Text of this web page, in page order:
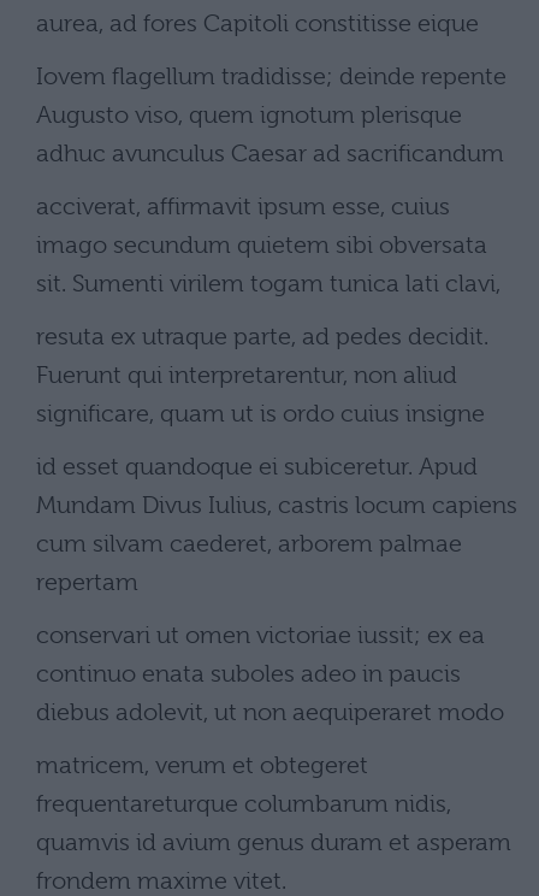
aurea, ad fores Capitoli constitisse eique
Iovem flagellum tradidisse; deinde repente
Augusto viso, quem ignotum plerisque
adhuc avunculus Caesar ad sacrificandum
acciverat, affirmavit ipsum esse, cuius
imago secundum quietem sibi obversata
sit. Sumenti virilem togam tunica lati clavi,
resuta ex utraque parte, ad pedes decidit.
Fuerunt qui interpretarentur, non aliud
significare, quam ut is ordo cuius insigne
id esset quandoque ei subiceretur. Apud
Mundam Divus Iulius, castris locum capiens
cum silvam caederet, arborem palmae
repertam
conservari ut omen victoriae iussit; ex ea
continuo enata suboles adeo in paucis
diebus adolevit, ut non aequiperaret modo
matricem, verum et obtegeret
frequentareturque columbarum nidis,
quamvis id avium genus duram et asperam
frondem maxime vitet.